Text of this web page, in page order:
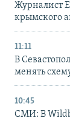
Журналист
крымского
11:11
В
менять
10:45
СМИ: В